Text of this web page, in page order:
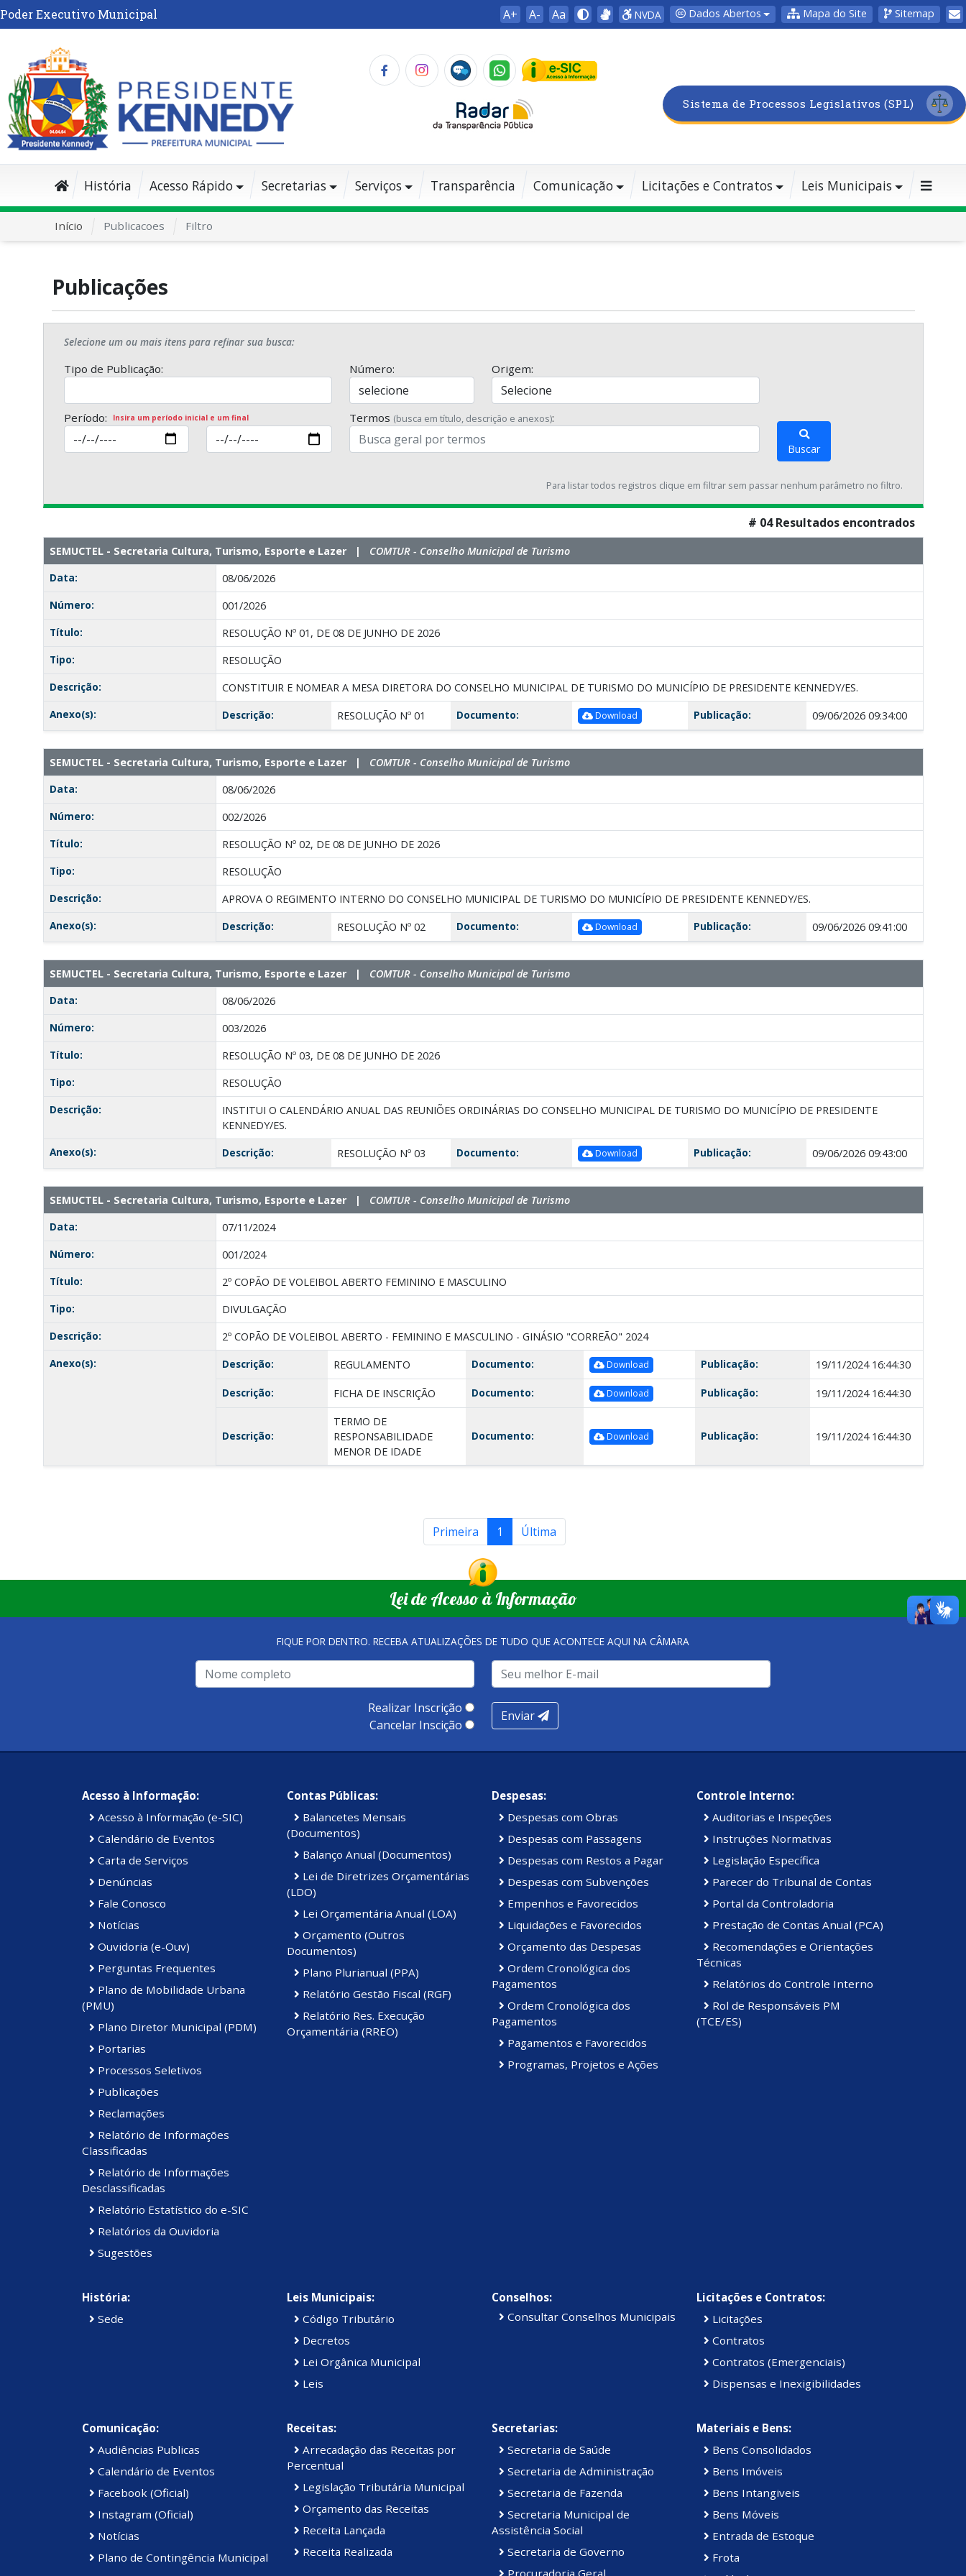
Poder Executivo Municipal A+ A- Aa NVDA Dados Abertos Mapa do Site Sitemap
Sistema de Processos Legislativos (SPL)
História Acesso Rápido Secretarias Serviços Transparência Comunicação Licitações e Contratos Leis Municipais
Início Publicacoes Filtro
Publicações
Selecione um ou mais itens para refinar sua busca:
Tipo de Publicação: Número: Origem:
Período: Insira um período inicial e um final Termos (busca em título, descrição e anexos):
Buscar
Para listar todos registros clique em filtrar sem passar nenhum parâmetro no filtro.
# 04 Resultados encontrados
SEMUCTEL - Secretaria Cultura, Turismo, Esporte e Lazer | COMTUR - Conselho Municipal de Turismo
Data:
08/06/2026
Número:
001/2026
Título:
RESOLUÇÃO Nº 01, DE 08 DE JUNHO DE 2026
Tipo:
RESOLUÇÃO
Descrição:
CONSTITUIR E NOMEAR A MESA DIRETORA DO CONSELHO MUNICIPAL DE TURISMO DO MUNICÍPIO DE PRESIDENTE KENNEDY/ES.
Anexo(s):
Descrição: RESOLUÇÃO Nº 01 Documento: Download Publicação: 09/06/2026 09:34:00
SEMUCTEL - Secretaria Cultura, Turismo, Esporte e Lazer | COMTUR - Conselho Municipal de Turismo
Data:
08/06/2026
Número:
002/2026
Título:
RESOLUÇÃO Nº 02, DE 08 DE JUNHO DE 2026
Tipo:
RESOLUÇÃO
Descrição:
APROVA O REGIMENTO INTERNO DO CONSELHO MUNICIPAL DE TURISMO DO MUNICÍPIO DE PRESIDENTE KENNEDY/ES.
Anexo(s):
Descrição: RESOLUÇÃO Nº 02 Documento: Download Publicação: 09/06/2026 09:41:00
SEMUCTEL - Secretaria Cultura, Turismo, Esporte e Lazer | COMTUR - Conselho Municipal de Turismo
Data:
08/06/2026
Número:
003/2026
Título:
RESOLUÇÃO Nº 03, DE 08 DE JUNHO DE 2026
Tipo:
RESOLUÇÃO
Descrição:
INSTITUI O CALENDÁRIO ANUAL DAS REUNIÕES ORDINÁRIAS DO CONSELHO MUNICIPAL DE TURISMO DO MUNICÍPIO DE PRESIDENTE
KENNEDY/ES.
Anexo(s):
Descrição: RESOLUÇÃO Nº 03 Documento: Download Publicação: 09/06/2026 09:43:00
SEMUCTEL - Secretaria Cultura, Turismo, Esporte e Lazer | COMTUR - Conselho Municipal de Turismo
Data:
07/11/2024
Número:
001/2024
Título:
2º COPÃO DE VOLEIBOL ABERTO FEMININO E MASCULINO
Tipo:
DIVULGAÇÃO
Descrição:
2º COPÃO DE VOLEIBOL ABERTO - FEMININO E MASCULINO - GINÁSIO "CORREÃO" 2024
Anexo(s):
Descrição: REGULAMENTO Documento: Download Publicação: 19/11/2024 16:44:30
Descrição: FICHA DE INSCRIÇÃO Documento: Download Publicação: 19/11/2024 16:44:30
Descrição:
TERMO DE
RESPONSABILIDADE
MENOR DE IDADE
Documento: Download Publicação: 19/11/2024 16:44:30
Primeira 1 Última
Lei de Acesso à Informação
FIQUE POR DENTRO. RECEBA ATUALIZAÇÕES DE TUDO QUE ACONTECE AQUI NA CÂMARA
Realizar Inscrição
Cancelar Inscição
Enviar
Acesso à Informação:
Acesso à Informação (e-SIC)
Calendário de Eventos
Carta de Serviços
Denúncias
Fale Conosco
Notícias
Ouvidoria (e-Ouv)
Perguntas Frequentes
Plano de Mobilidade Urbana
(PMU)
Plano Diretor Municipal (PDM)
Portarias
Processos Seletivos
Publicações
Reclamações
Relatório de Informações
Classificadas
Relatório de Informações
Desclassificadas
Relatório Estatístico do e-SIC
Relatórios da Ouvidoria
Sugestões
Contas Públicas:
Balancetes Mensais
(Documentos)
Balanço Anual (Documentos)
Lei de Diretrizes Orçamentárias
(LDO)
Lei Orçamentária Anual (LOA)
Orçamento (Outros
Documentos)
Plano Plurianual (PPA)
Relatório Gestão Fiscal (RGF)
Relatório Res. Execução
Orçamentária (RREO)
Despesas:
Despesas com Obras
Despesas com Passagens
Despesas com Restos a Pagar
Despesas com Subvenções
Empenhos e Favorecidos
Liquidações e Favorecidos
Orçamento das Despesas
Ordem Cronológica dos
Pagamentos
Ordem Cronológica dos
Pagamentos
Pagamentos e Favorecidos
Programas, Projetos e Ações
Controle Interno:
Auditorias e Inspeções
Instruções Normativas
Legislação Específica
Parecer do Tribunal de Contas
Portal da Controladoria
Prestação de Contas Anual (PCA)
Recomendações e Orientações
Técnicas
Relatórios do Controle Interno
Rol de Responsáveis PM
(TCE/ES)
História:
Sede
Leis Municipais:
Código Tributário
Decretos
Lei Orgânica Municipal
Leis
Conselhos:
Consultar Conselhos Municipais
Licitações e Contratos:
Licitações
Contratos
Contratos (Emergenciais)
Dispensas e Inexigibilidades
Comunicação:
Audiências Publicas
Calendário de Eventos
Facebook (Oficial)
Instagram (Oficial)
Notícias
Plano de Contingência Municipal
Receitas:
Arrecadação das Receitas por
Percentual
Legislação Tributária Municipal
Orçamento das Receitas
Receita Lançada
Receita Realizada
Secretarias:
Secretaria de Saúde
Secretaria de Administração
Secretaria de Fazenda
Secretaria Municipal de
Assistência Social
Secretaria de Governo
Procuradoria Geral
Materiais e Bens:
Bens Consolidados
Bens Imóveis
Bens Intangiveis
Bens Móveis
Entrada de Estoque
Frota